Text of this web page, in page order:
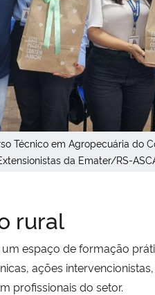
Técnico em Agropecuária do
da Emater/RS-
rural
espaço de formação
ações
profissionais do setor.